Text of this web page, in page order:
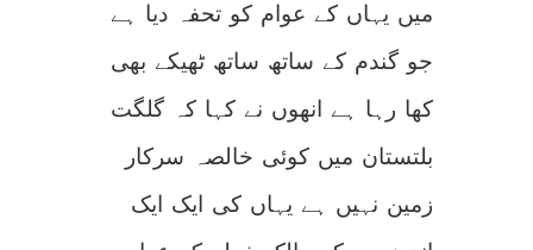
میں یہاں کے عوام کو تحفہ دیا ہے
جو گندم کے ساتھ ساتھ ٹھیکے بھی
کھا رہا ہے انھوں نے کہا کہ گلگت
بلتستان میں کوئی خالصہ سرکار
زمین نہیں ہے یہاں کی ایک ایک